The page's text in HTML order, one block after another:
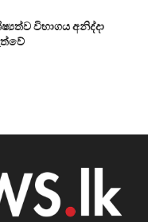
විභාගය අනිද්දා